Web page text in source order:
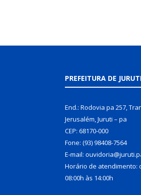
PREFEITURA DE
End.: Rodovia pa 257,
Jerusalém, Juruti – pa
CEP: 68170-000
Fone: (93) 98408-7564
E-mail:
Horário de atendimento:
08:00h às 14:00h